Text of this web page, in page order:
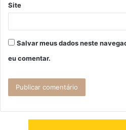
Site
Salvar meus dados neste
eu comentar.